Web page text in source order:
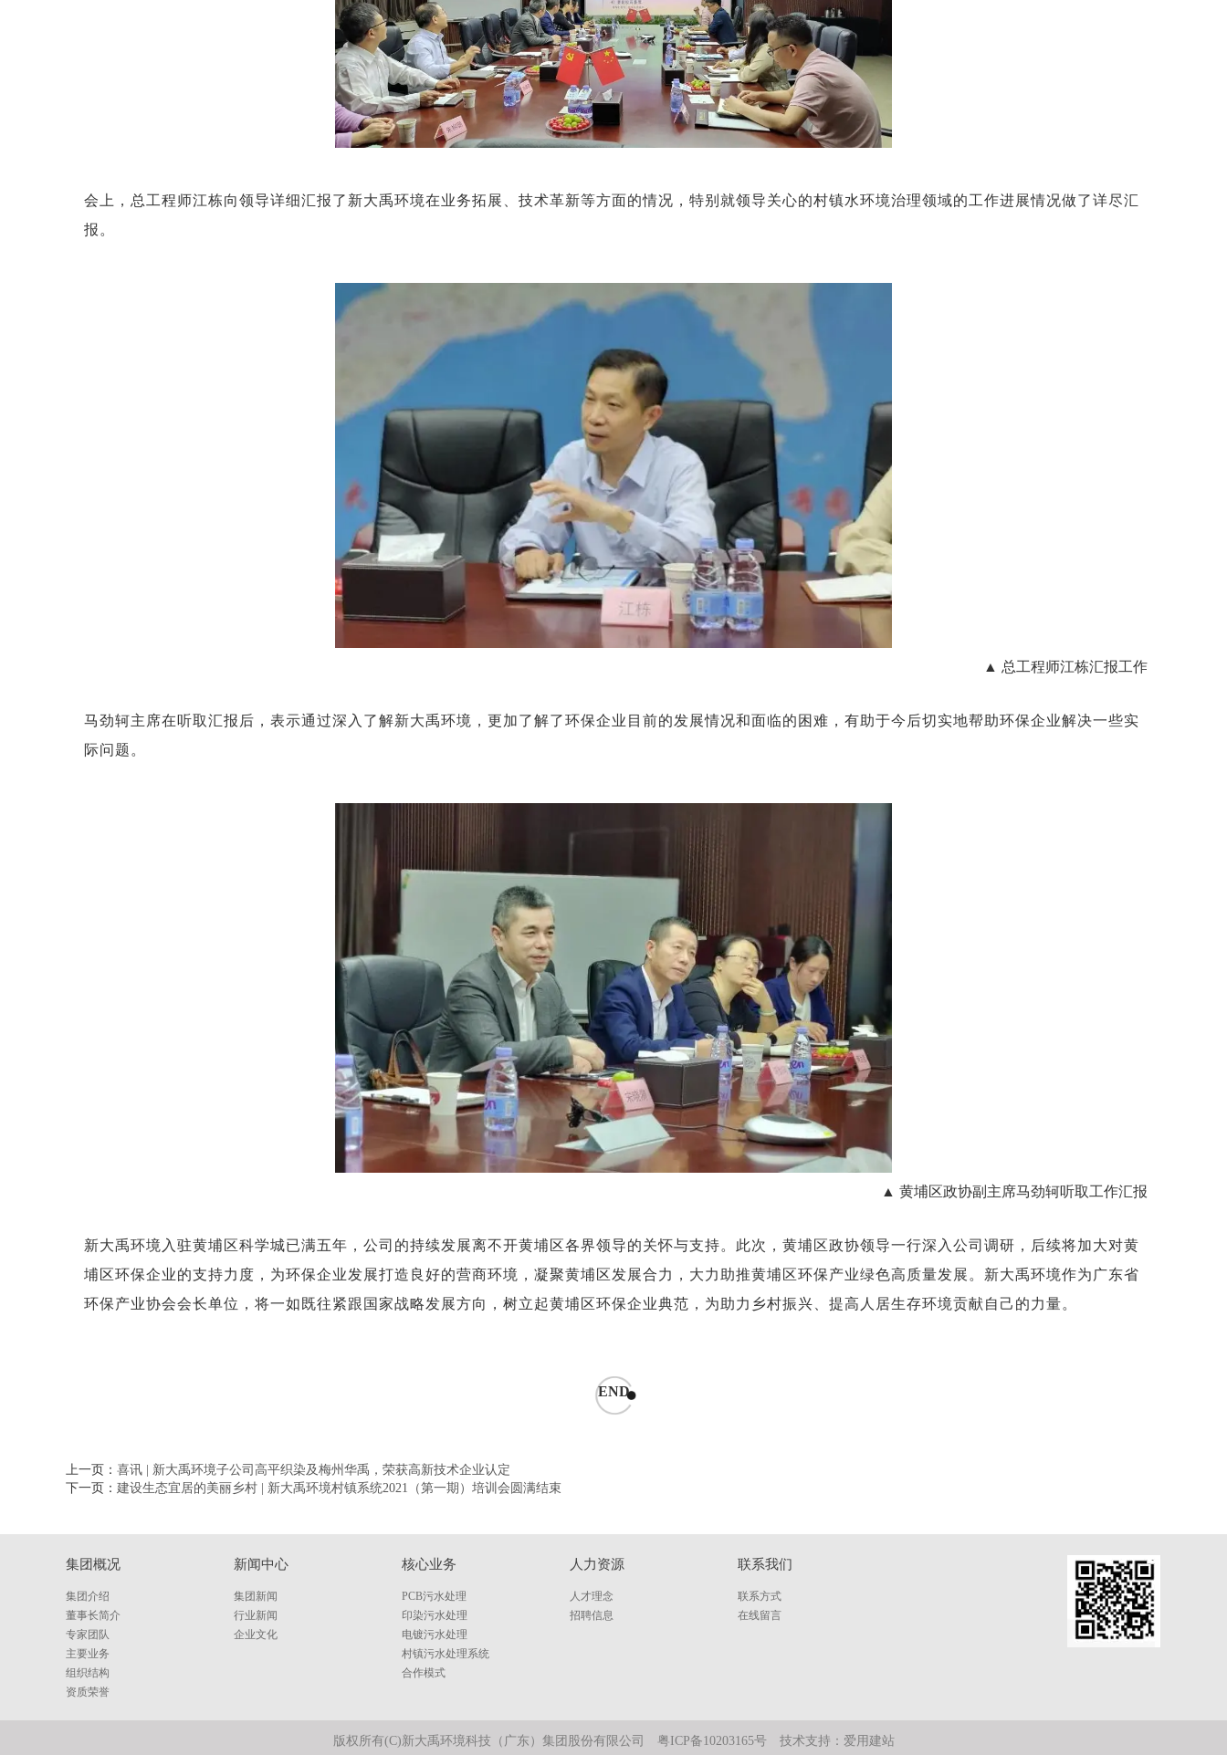
会上，总工程师江栋向领导详细汇报了新大禹环境在业务拓展、技术革新等方面的情况，特别就领导关心的村镇水环境治理领域的工作进展情况做了详尽汇
报。
▲ 总工程师江栋汇报工作
马劲轲主席在听取汇报后，表示通过深入了解新大禹环境，更加了解了环保企业目前的发展情况和面临的困难，有助于今后切实地帮助环保企业解决一些实
际问题。
▲ 黄埔区政协副主席马劲轲听取工作汇报
新大禹环境入驻黄埔区科学城已满五年，公司的持续发展离不开黄埔区各界领导的关怀与支持。此次，黄埔区政协领导一行深入公司调研，后续将加大对黄
埔区环保企业的支持力度，为环保企业发展打造良好的营商环境，凝聚黄埔区发展合力，大力助推黄埔区环保产业绿色高质量发展。新大禹环境作为广东省
环保产业协会会长单位，将一如既往紧跟国家战略发展方向，树立起黄埔区环保企业典范，为助力乡村振兴、提高人居生存环境贡献自己的力量。
END
上一页： 喜讯 | 新大禹环境子公司高平织染及梅州华禹，荣获高新技术企业认定
下一页： 建设生态宜居的美丽乡村 | 新大禹环境村镇系统2021（第一期）培训会圆满结束
集团概况
集团介绍
董事长简介
专家团队
主要业务
组织结构
资质荣誉
新闻中心
集团新闻
行业新闻
企业文化
核心业务
PCB污水处理
印染污水处理
电镀污水处理
村镇污水处理系统
合作模式
人力资源
人才理念
招聘信息
联系我们
联系方式
在线留言
版权所有(C)新大禹环境科技（广东）集团股份有限公司 粤ICP备10203165号技术支持： 爱用建站